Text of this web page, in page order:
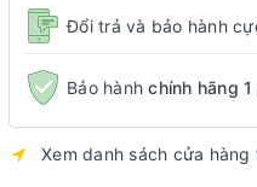
Đổi trả và bảo hành
Bảo hànhchính hãng 1
Xem danh sách cửa hàng